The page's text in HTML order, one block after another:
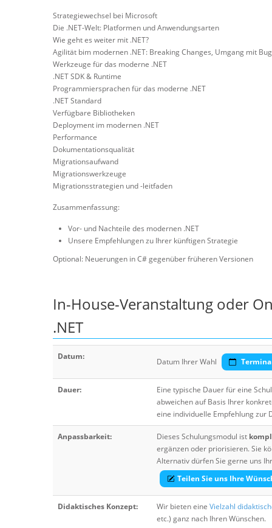
Strategiewechsel bei Microsoft
Die .NET-Welt: Platformen und Anwendungsarten
Wie geht es weiter mit .NET?
Agilität bim modernen .NET: Breaking Changes, Umgang mit
Werkzeuge für das moderne .NET
.NET SDK & Runtime
Programmiersprachen für das moderne .NET
.NET Standard
Verfügbare Bibliotheken
Deployment im modernen .NET
Performance
Dokumentationsqualität
Migrationsaufwand
Migrationswerkzeuge
Migrationsstrategien und -leitfaden
Zusammenfassung:
Vor- und Nachteile des modernen .NET
Unsere Empfehlungen zu Ihrer künftigen Strategie
Optional: Neuerungen in C# gegenüber früheren Versionen
In-House-Veranstaltung oder
.NET
Datum:
Datum Ihrer Wahl
Dauer:
Eine typische Dauer für eine
abweichen auf Basis Ihrer
eine individuelle Empfehlung zur
Anpassbarkeit: Dieses Schulungsmodul ist
ergänzen oder priorisieren. Sie
Alternativ dürfen Sie gerne uns
Teilen Sie uns Ihre
Didaktisches Konzept: Wir bieten eine Vielzahl
etc.) ganz nach Ihren Wünschen.